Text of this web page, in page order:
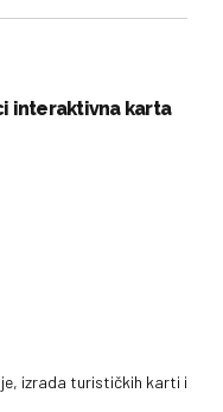
interaktivna karta
izrada turističkih karti i